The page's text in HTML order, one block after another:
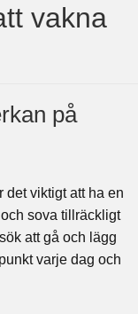
vakna
på
det viktigt att ha en
sova tillräckligt
att gå och lägg
varje dag och